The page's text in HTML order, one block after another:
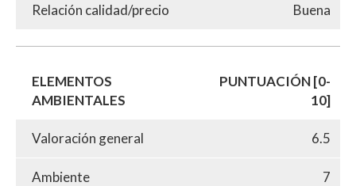
Relación calidad/precio Buena
ELEMENTOS
AMBIENTALES
PUNTUACIÓN [0-
10]
Valoración general 6.5
Ambiente 7